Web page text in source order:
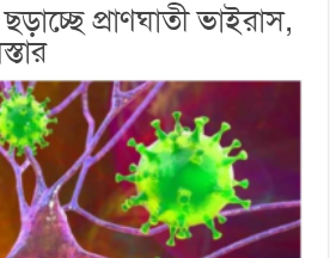
প্রাণঘাতী ভাইরাস,